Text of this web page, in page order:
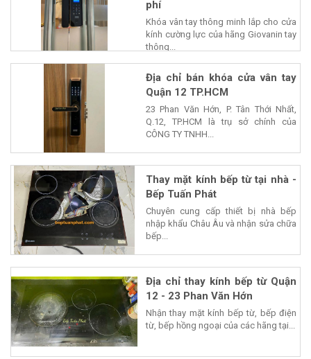
phí
Khóa vân tay thông minh lắp cho cửa
kính cường lực của hãng Giovanin tay
thông...
Địa chỉ bán khóa cửa vân tay
Quận 12 TP.HCM
23 Phan Văn Hớn, P. Tân Thới Nhất,
Q.12, TP.HCM là trụ sở chính của
CÔNG TY TNHH...
Thay mặt kính bếp từ tại nhà -
Bếp Tuấn Phát
Chuyên cung cấp thiết bị nhà bếp
nhập khẩu Châu Âu và nhận sửa chữa
bếp...
Địa chỉ thay kính bếp từ Quận
12 - 23 Phan Văn Hớn
Nhận thay mặt kính bếp từ, bếp điện
từ, bếp hồng ngoại của các hãng tại...